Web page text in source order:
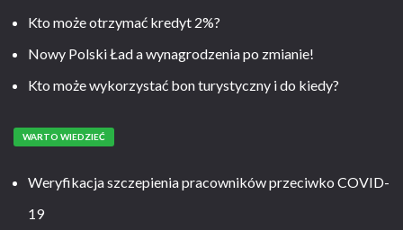
Kto może otrzymać kredyt 2%?
Nowy Polski Ład a wynagrodzenia po zmianie!
Kto może wykorzystać bon turystyczny i do kiedy?
WARTO WIEDZIEĆ
Weryfikacja szczepienia pracowników przeciwko COVID-
19